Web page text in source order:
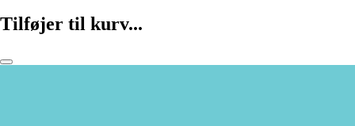
Tilføjer til kurv...